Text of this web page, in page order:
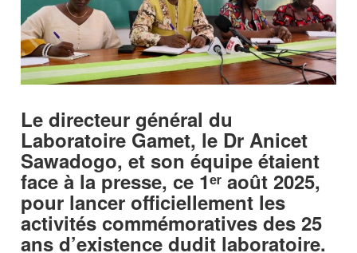
Le directeur général du
Laboratoire Gamet, le Dr Anicet
Sawadogo, et son équipe étaient
face à la presse, ce 1ᵉʳ août 2025,
pour lancer officiellement les
activités commémoratives des 25
ans d’existence dudit laboratoire.